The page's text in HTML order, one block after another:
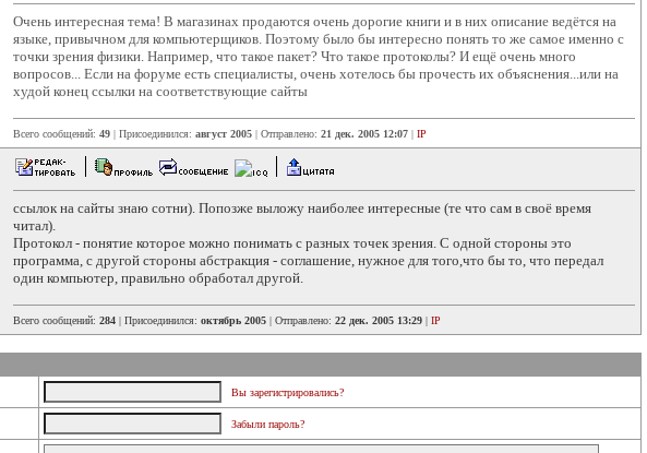
Очень интересная тема! В магазинах продаются очень дорогие книги и в них описание ведётся на
языке, привычном для компьютерщиков. Поэтому было бы интересно понять то же самое именно с
точки зрения физики. Например, что такое пакет? Что такое протоколы? И ещё очень много
вопросов... Если на форуме есть специалисты, очень хотелось бы прочесть их объяснения...или на
худой конец ссылки на соответствующие сайты
Всего сообщений: 49 | Присоединился: август 2005 | Отправлено: 21 дек. 2005 12:07 | IP
ссылок на сайты знаю сотни). Попозже выложу наиболее интересные (те что сам в своё время
читал).
Протокол - понятие которое можно понимать с разных точек зрения. С одной стороны это
программа, с другой стороны абстракция - соглашение, нужное для того,что бы то, что передал
один компьютер, правильно обработал другой.
Всего сообщений: 284 | Присоединился: октябрь 2005 | Отправлено: 22 дек. 2005 13:29 | IP
Вы зарегистрировались?
Забыли пароль?